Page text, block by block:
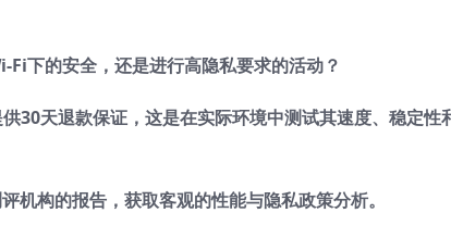
Fi下的安全，还是进行高隐私要求的活动？
供30天退款保证，这是在实际环境中测试其速度、稳定性
机构的报告，获取客观的性能与隐私政策分析。